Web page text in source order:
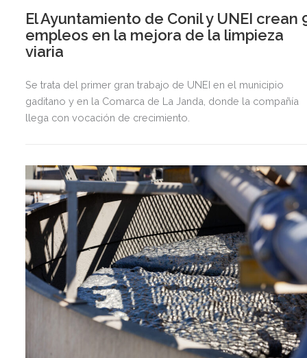
El Ayuntamiento de Conil y UNEI crean
empleos en la mejora de la limpieza
viaria
Se trata del primer gran trabajo de UNEI en el municipio
gaditano y en la Comarca de La Janda, donde la compañía
llega con vocación de crecimiento.